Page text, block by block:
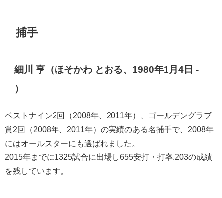
捕手
細川 亨（ほそかわ とおる、1980年1月4日 -
）
ベストナイン2回（2008年、2011年）、ゴールデングラブ
賞2回（2008年、2011年）の実績のある名捕手で、2008年
にはオールスターにも選ばれました。
2015年までに1325試合に出場し655安打・打率.203の成績
を残しています。